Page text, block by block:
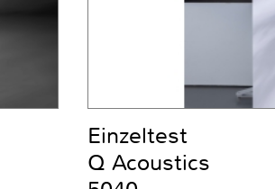
Einzeltest
Q Acoustics